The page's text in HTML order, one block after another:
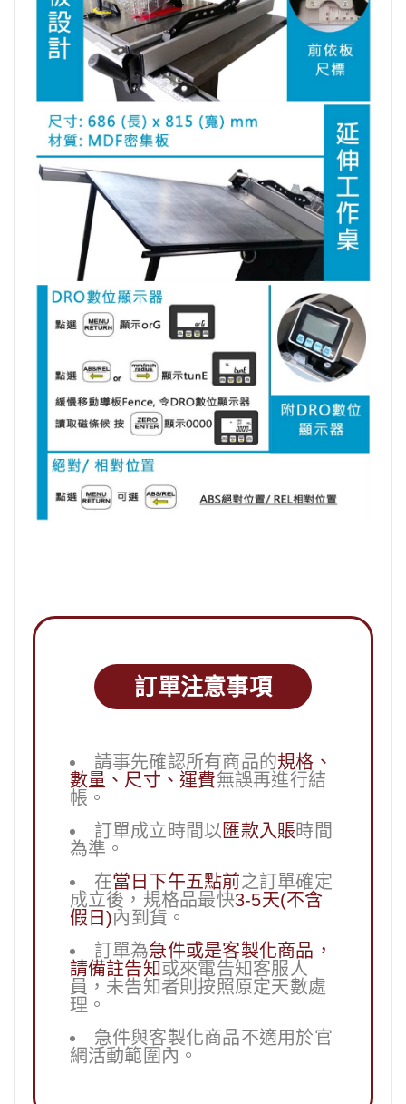
訂單注意事項
請事先確認所有商品的規格、
數量、尺寸、運費無誤再進行結
帳。
訂單成立時間以 匯款入賬時間
為準。
在當日下午五點前之訂單確定
成立後，規格品最快3-5天(不含
假日)內到貨。
訂單為急件或是客製化商品，
請備註告知或來電告知客服人
員，未告知者則按照原定天數處
理。
急件與客製化商品不適用於官
網活動範圍內。